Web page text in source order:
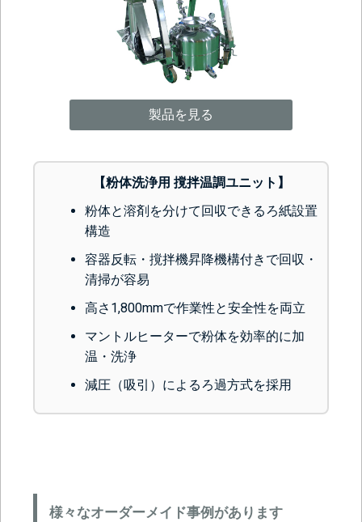
製品を見る
【粉体洗浄用 撹拌温調ユニット】
粉体と溶剤を分けて回収できるろ紙設置
構造
容器反転・撹拌機昇降機構付きで回収・
清掃が容易
高さ1,800mmで作業性と安全性を両立
マントルヒーターで粉体を効率的に加
温・洗浄
減圧（吸引）によるろ過方式を採用
様々なオーダーメイド事例があります